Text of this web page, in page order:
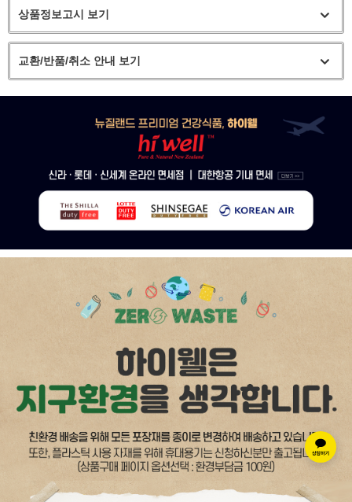
상품정보고시 보기
교환/반품/취소 안내 보기